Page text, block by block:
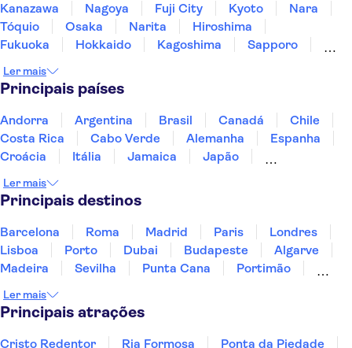
Kanazawa Nagoya Fuji City Kyoto
Nara
Tóquio
Osaka Narita
Hiroshima
Fukuoka
Hokkaido Kagoshima
Sapporo
Ler mais
Principais países
Andorra Argentina Brasil Canadá
Chile
Costa Rica
Cabo Verde Alemanha
Espanha
Croácia
Itália Jamaica
Japão
Portugal
Singapura
Ler mais
Principais destinos
Barcelona Roma Madrid Paris
Londres
Lisboa
Porto Dubai Budapeste
Algarve
Madeira
Sevilha Punta Cana
Portimão
Sesimbra
Ler mais
Principais atrações
Cristo Redentor Ria Formosa
Ponta da Piedade